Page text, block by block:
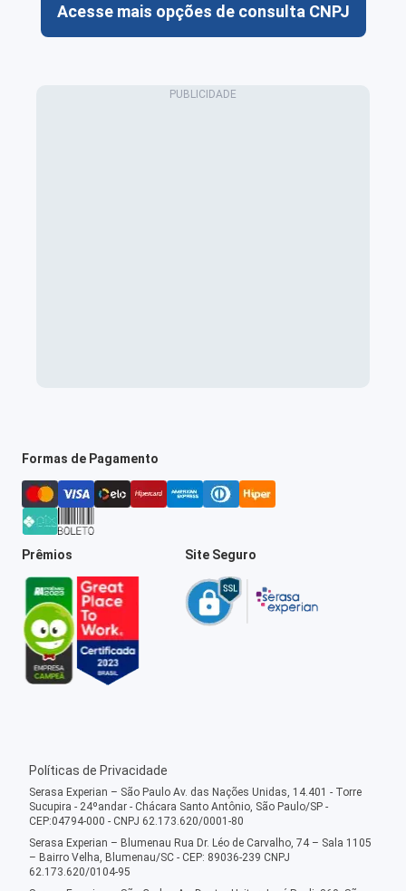
Acesse mais opções de consulta CNPJ
Formas de Pagamento
Prêmios Site Seguro
Políticas de Privacidade
Serasa Experian – São Paulo Av. das Nações Unidas, 14.401 - Torre
Sucupira - 24ºandar - Chácara Santo Antônio, São Paulo/SP -
CEP:04794-000 - CNPJ 62.173.620/0001-80
Serasa Experian – Blumenau Rua Dr. Léo de Carvalho, 74 – Sala 1105
– Bairro Velha, Blumenau/SC - CEP: 89036-239 CNPJ
62.173.620/0104-95